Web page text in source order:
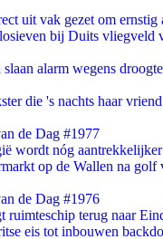
uit vak gezet om
bij Duits vliegveld
slaan alarm wegens
die 's nachts haar
de Dag #1977
wordt nóg aantrekkelijker
op de Wallen na golf
de Dag #1976
ruimteschip terug naar
eis tot inbouwen